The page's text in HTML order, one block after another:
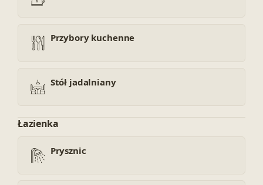
Przybory kuchenne
Stół jadalniany
Łazienka
Prysznic